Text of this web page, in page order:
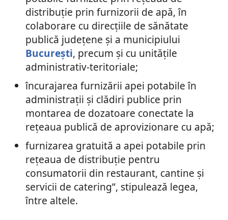
distribuţie prin furnizorii de apă, în
colaborare cu direcţiile de sănătate
publică judeţene şi a municipiului
Bucureşti, precum şi cu unităţile
administrativ-teritoriale;
încurajarea furnizării apei potabile în
administraţii şi clădiri publice prin
montarea de dozatoare conectate la
reţeaua publică de aprovizionare cu apă;
furnizarea gratuită a apei potabile prin
reţeaua de distribuţie pentru
consumatorii din restaurant, cantine şi
servicii de catering”, stipulează legea,
între altele.